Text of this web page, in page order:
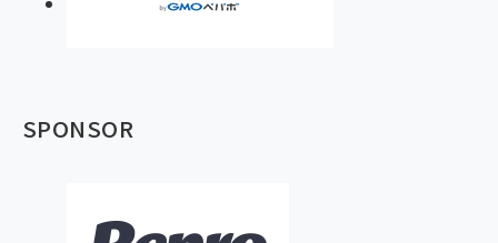
SPONSOR